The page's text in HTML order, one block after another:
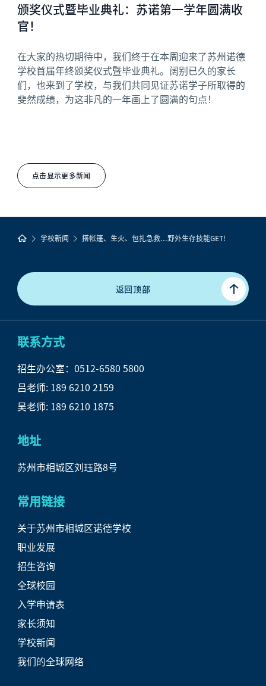
点击显示更多新闻
颁奖仪式暨毕业典礼：苏诺第一学年圆满收
官！
在大家的热切期待中，我们终于在本周迎来了苏州诺德
学校首届年终颁奖仪式暨毕业典礼。阔别已久的家长
们，也来到了学校，与我们共同见证苏诺学子所取得的
斐然成绩，为这非凡的一年画上了圆满的句点！
学校新闻 搭帐篷、生火、包扎急救...野外生存技能GET!
返回顶部
联系方式
招生办公室：0512-6580 5800
吕老师: 189 6210 2159
吴老师: 189 6210 1875
地址
苏州市相城区刘珏路8号
常用链接
关于苏州市相城区诺德学校
职业发展
招生咨询
全球校园
入学申请表
家长须知
学校新闻
我们的全球网络